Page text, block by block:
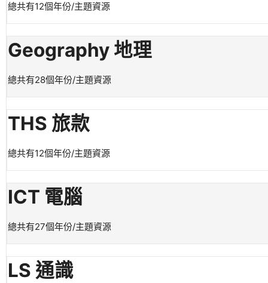
總共有12個年份/主題資源
Geography 地理
總共有28個年份/主題資源
THS 旅款
總共有12個年份/主題資源
ICT 電腦
總共有27個年份/主題資源
LS 通識